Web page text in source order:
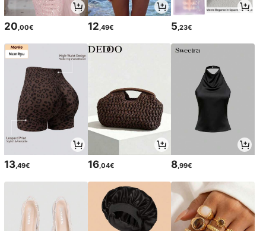
20 ,00€ 12 ,49€ 5 ,23€
13,49€ 16,04€ 8,99€